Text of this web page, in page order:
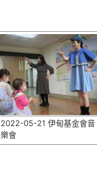
2022-05-21 伊甸基金會音
樂會